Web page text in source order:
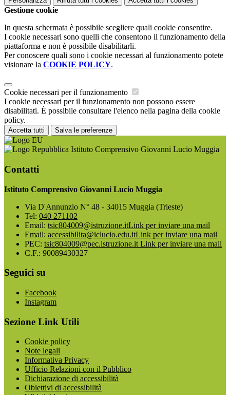
Gestione cookie
In questa schermata è possibile scegliere quali cookie consentire.
I cookie necessari sono quelli che consentono il funzionamento della
piattaforma e non è possibile disabilitarli.
Per conoscere quali sono i cookie necessari al funzionamento potete
visionare la COOKIE POLICY.
Cookie necessari per il funzionamento
I cookie necessari per il funzionamento non possono essere
disabilitati. È possibile consultare l'elenco nella pagina della cookie
policy.
Accetta tutti Salva le preferenze
Istituto Comprensivo Giovanni Lucio Muggia
Contatti
Istituto Comprensivo Giovanni Lucio Muggia
Via D'Annunzio N° 48 - 34015 Muggia (Trieste)
Tel: 040 271102
Email: tsic804009@istruzione.itLink per inviare una mail
Email: accessibilita@iclucio.edu.itLink per inviare una mail
PEC: tsic804009@pec.istruzione.it Link per inviare una mail
C.F.: 90089430327
Seguici su
Facebook
Instagram
Sezione Link Utili
Cookie policy
Note legali
Informativa Privacy
Ufficio Relazioni con il Pubblico
Dichiarazione di accessibilità
Obiettivi di accessibilità